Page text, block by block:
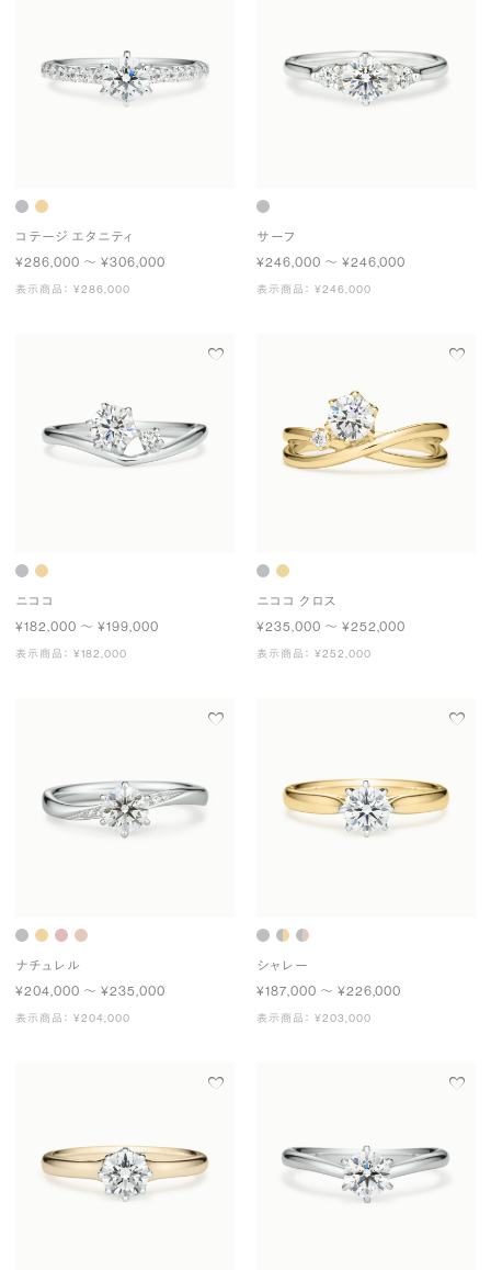
コテージ エタニティ
¥286,000 〜 ¥306,000
表示商品： ¥286,000
サーフ
¥246,000 〜 ¥246,000
表示商品： ¥246,000
ニココ
¥182,000 〜 ¥199,000
表示商品： ¥182,000
ニココ クロス
¥235,000 〜 ¥252,000
表示商品： ¥252,000
ナチュレル
¥204,000 〜 ¥235,000
表示商品： ¥204,000
シャレー
¥187,000 〜 ¥226,000
表示商品： ¥203,000